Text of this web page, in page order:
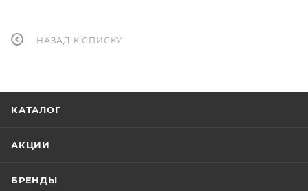
НАЗАД К СПИСКУ
КАТАЛОГ
АКЦИИ
БРЕНДЫ